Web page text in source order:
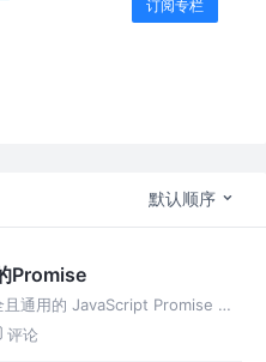
订阅专栏
默认顺序
Promise
通用的 JavaScript Promise 标
了解Promise运行的流程
评论